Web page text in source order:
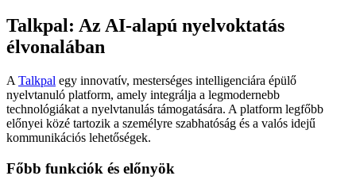
Talkpal: Az AI-alapú nyelvoktatás
élvonalában
A Talkpal egy innovatív, mesterséges intelligenciára épülő
nyelvtanuló platform, amely integrálja a legmodernebb
technológiákat a nyelvtanulás támogatására. A platform legfőbb
előnyei közé tartozik a személyre szabhatóság és a valós idejű
kommunikációs lehetőségek.
Főbb funkciók és előnyök